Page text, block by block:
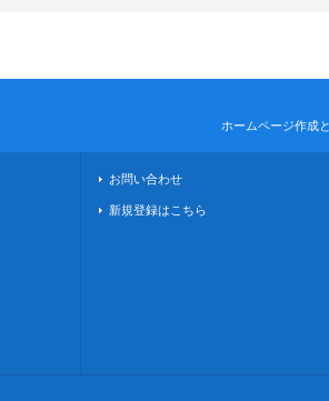
ホームページ作成
お問い合わせ
新規登録はこちら